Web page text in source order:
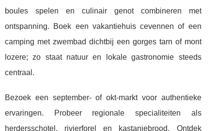
boules spelen en culinair genot combineren met
ontspanning. Boek een vakantiehuis cevennen of een
camping met zwembad dichtbij een gorges tarn of mont
lozere; zo staat natuur en lokale gastronomie steeds
centraal.
Bezoek een september- of okt-markt voor authentieke
ervaringen. Probeer regionale specialiteiten als
herdersschotel, rivierforel en kastanjebrood. Ontdek